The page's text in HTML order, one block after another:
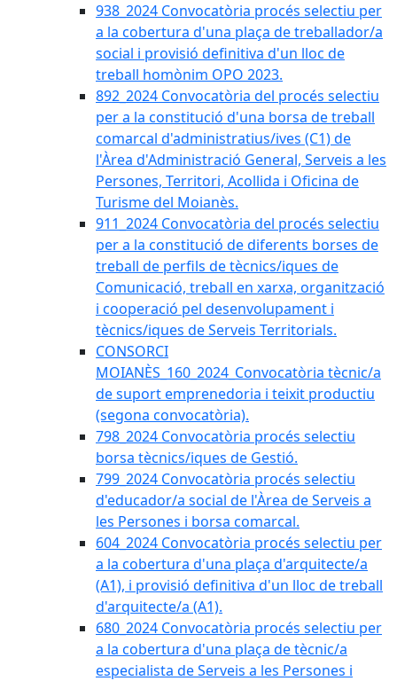
938_2024 Convocatòria procés selectiu per
a la cobertura d'una plaça de treballador/a
social i provisió definitiva d'un lloc de
treball homònim OPO 2023.
892_2024 Convocatòria del procés selectiu
per a la constitució d'una borsa de treball
comarcal d'administratius/ives (C1) de
l'Àrea d'Administració General, Serveis a les
Persones, Territori, Acollida i Oficina de
Turisme del Moianès.
911_2024 Convocatòria del procés selectiu
per a la constitució de diferents borses de
treball de perfils de tècnics/iques de
Comunicació, treball en xarxa, organització
i cooperació pel desenvolupament i
tècnics/iques de Serveis Territorials.
CONSORCI
MOIANÈS_160_2024_Convocatòria tècnic/a
de suport emprenedoria i teixit productiu
(segona convocatòria).
798_2024 Convocatòria procés selectiu
borsa tècnics/iques de Gestió.
799_2024 Convocatòria procés selectiu
d'educador/a social de l'Àrea de Serveis a
les Persones i borsa comarcal.
604_2024 Convocatòria procés selectiu per
a la cobertura d'una plaça d'arquitecte/a
(A1), i provisió definitiva d'un lloc de treball
d'arquitecte/a (A1).
680_2024 Convocatòria procés selectiu per
a la cobertura d'una plaça de tècnic/a
especialista de Serveis a les Persones i